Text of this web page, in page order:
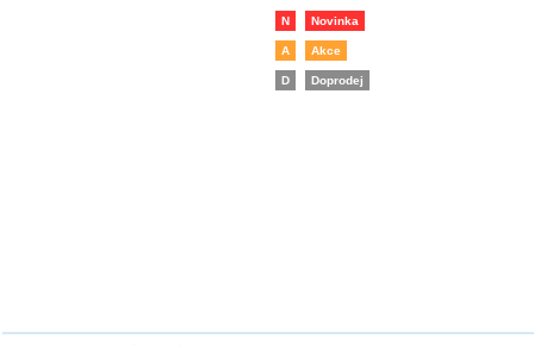
N Novinka
A Akce
D Doprodej